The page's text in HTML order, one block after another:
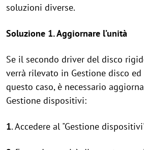
soluzioni diverse.
Soluzione 1. Aggiornare l’unità
Se il secondo driver del disco
verrà rilevato in Gestione disco ed
questo caso, è necessario
Gestione dispositivi:
1. Accedere al "Gestione